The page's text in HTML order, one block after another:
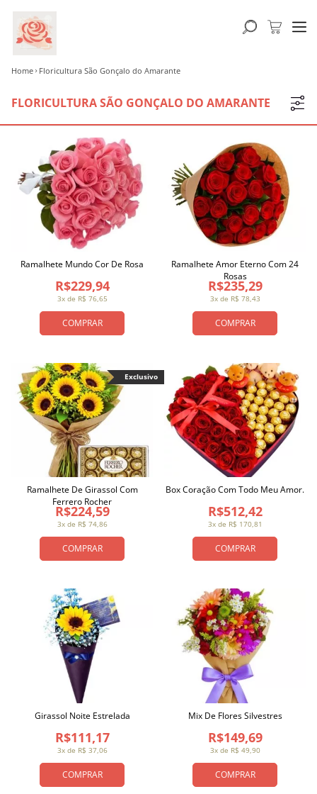
Home Floricultura São Gonçalo do Amarante
FLORICULTURA SÃO GONÇALO DO AMARANTE
COMPRAR
3x de R$ 76,65
R$229,94
Ramalhete Mundo Cor De Rosa
COMPRAR
3x de R$ 78,43
R$235,29
Ramalhete Amor Eterno Com 24
Rosas
COMPRAR
3x de R$ 74,86
R$224,59
Ramalhete De Girassol Com
Ferrero Rocher
Exclusivo
COMPRAR
3x de R$ 170,81
R$512,42
Box Coração Com Todo Meu Amor.
COMPRAR
3x de R$ 37,06
R$111,17
Girassol Noite Estrelada
COMPRAR
3x de R$ 49,90
R$149,69
Mix De Flores Silvestres